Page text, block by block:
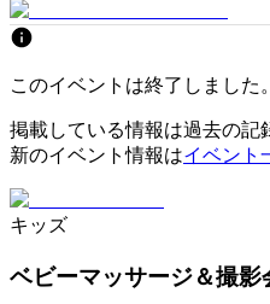
このイベントは終了しました。
掲載している情報は過去の記
新のイベント情報はイベント
キッズ
ベビーマッサージ＆撮影